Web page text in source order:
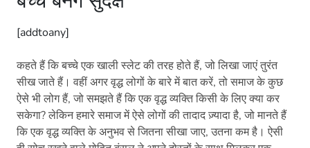
[addtoany]
कहते हैं कि बच्चे एक खाली स्लेट की तरह होते हैं, जो लिखा जाएं तुरंत
सीख जाते हैं। वहीं अगर वृद्ध लोगों के बारे में बात करें, तो समाज के कुछ
ऐसे भी लोग हैं, जो समझते हैं कि एक वृद्ध व्यक्ति किसी के लिए क्या कर
सकेगा? लेकिन हमारे समाज में ऐसे लोगों की तादाद ज़्यादा है, जो मानते हैं
कि एक वृद्ध व्यक्ति के अनुभव से जितना सीखा जाए, उतना कम है। ऐसी